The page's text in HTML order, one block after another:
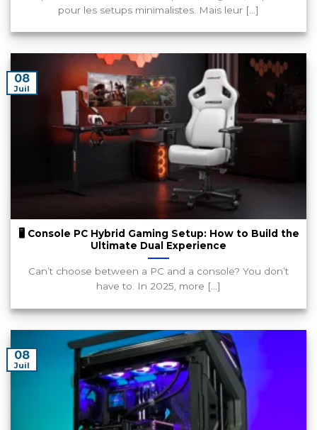
pour les setups minimalistes. Mais leur [...]
🖥️ Console PC Hybrid Gaming Setup: How to Build the
Ultimate Dual Experience
Can’t choose between a PC and a console? You don’t
have to. In 2025, more [...]
08
Juil
08
Juil